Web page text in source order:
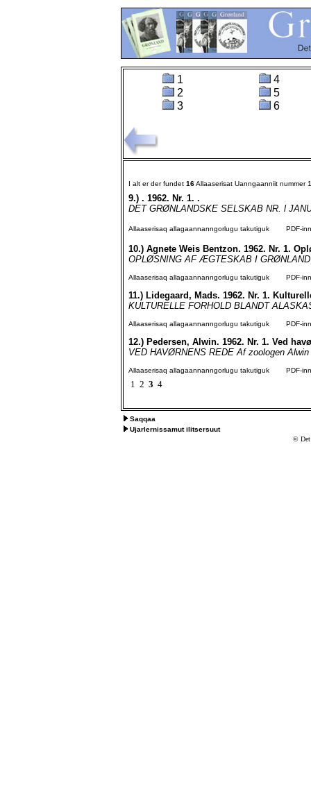
1
2
3
4
5
6
I alt er der fundet 16Allaaserisat Uanngaanniit nummer
9.) . 1962. Nr. 1. .
DET GRØNLANDSKE SELSKAB NR. l
Allaaserisaq allagaannanngorlugu takutiguk PDF-
10.) Agnete Weis Bentzon. 1962. Nr. 1.
OPLØSNING AF ÆGTESKAB I
Allaaserisaq allagaannanngorlugu takutiguk PDF-
11.) Lidegaard, Mads. 1962. Nr. 1.
KULTURELLE FORHOLD BLANDT
Allaaserisaq allagaannanngorlugu takutiguk PDF-
12.) Pedersen, Alwin. 1962. Nr. 1. Ved
VED HAVØRNENS REDE Af zoologen
Allaaserisaq allagaannanngorlugu takutiguk PDF-
1 2 3 4
Saqqaa
Ujarlernissamut ilitsersuut
© Det